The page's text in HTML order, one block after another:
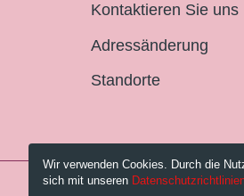
Kontaktieren Sie uns
Adressänderung
Standorte
© 2026 Pestalozzi-Bibliothek
Wir verwenden Cookies. Durch die
sich mit unseren